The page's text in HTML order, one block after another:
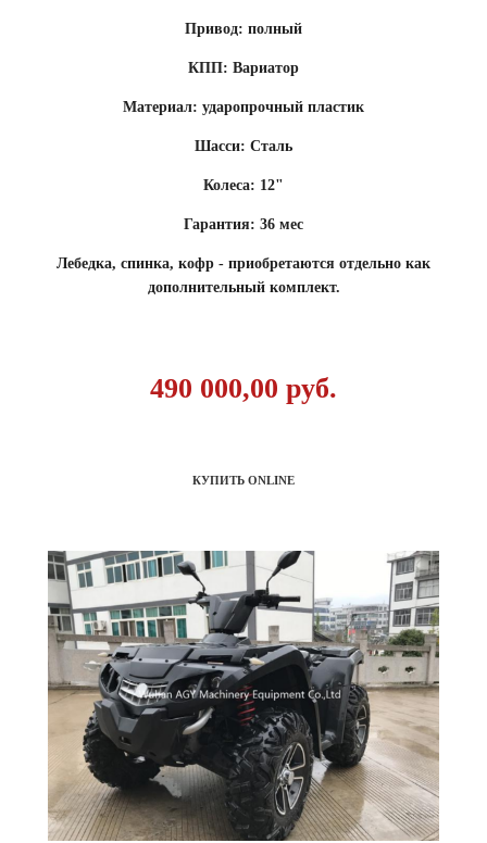
Привод: полный
КПП: Вариатор
Материал: ударопрочный пластик
Шасси: Сталь
Колеса: 12"
Гарантия: 36 мес
Лебедка, спинка, кофр - приобретаются отдельно как
дополнительный комплект.
490 000,00 руб.
КУПИТЬ ONLINE